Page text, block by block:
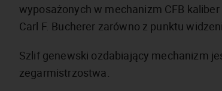
wyposażonych w mechanizm CFB
Carl F. Bucherer zarówno z punktu
Szlif genewski ozdabiający mechanizm
zegarmistrzostwa.